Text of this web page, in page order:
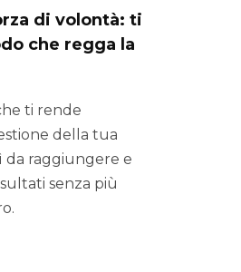
di volontà: ti
che regga la
ti rende
della tua
da raggiungere e
senza più